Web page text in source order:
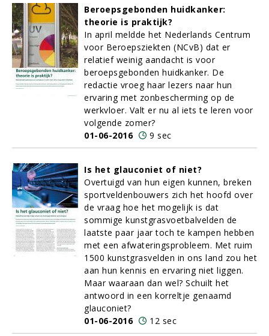
Beroepsgebonden huidkanker:
theorie is praktijk?
In april meldde het Nederlands Centrum
voor Beroepsziekten (NCvB) dat er
relatief weinig aandacht is voor
beroepsgebonden huidkanker. De
redactie vroeg haar lezers naar hun
ervaring met zonbescherming op de
werkvloer. Valt er nu al iets te leren voor
volgende zomer?
01-06-2016
9 sec
Is het glauconiet of niet?
Overtuigd van hun eigen kunnen, breken
sportveldenbouwers zich het hoofd over
de vraag hoe het mogelijk is dat
sommige kunstgrasvoetbalvelden de
laatste paar jaar toch te kampen hebben
met een afwateringsprobleem. Met ruim
1500 kunstgrasvelden in ons land zou het
aan hun kennis en ervaring niet liggen.
Maar waaraan dan wel? Schuilt het
antwoord in een korreltje genaamd
glauconiet?
01-06-2016
12 sec